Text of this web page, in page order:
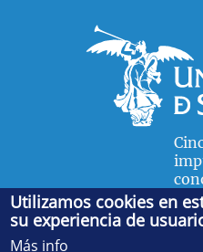
FACULTAD DE FÍSICA
Utilizamos cookies en
su experiencia de
Más info